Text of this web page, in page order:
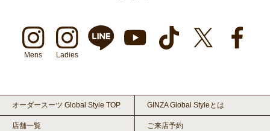
Mens Ladies
オーダースーツ Global Style TOP GINZA Global Styleとは
店舗一覧 ご来店予約